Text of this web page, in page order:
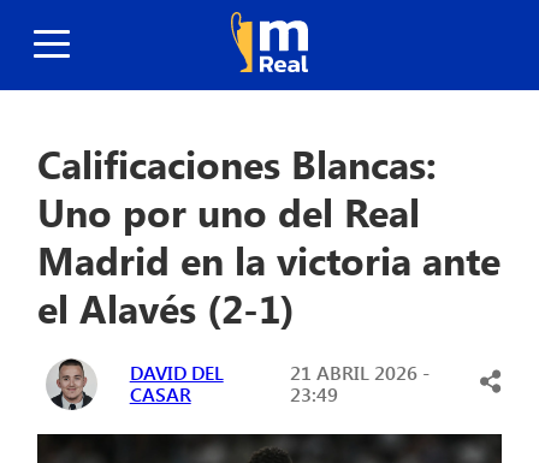
Calificaciones Blancas:
Uno por uno del Real
Madrid en la victoria ante
el Alavés (2-1)
DAVID DEL
CASAR
21 ABRIL 2026 -
23:49